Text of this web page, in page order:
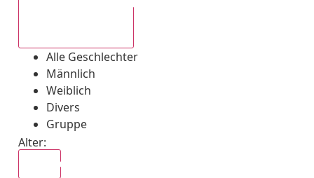
Alle Geschlechter
Männlich
Weiblich
Divers
Gruppe
Alter: